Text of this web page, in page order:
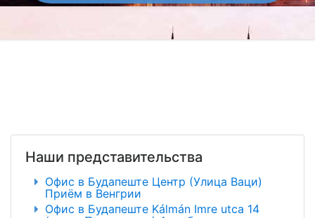
Наши представительства
Офис в Будапеште Центр (Улица Ваци)
Приём в Венгрии
Офис в Будапеште Kálmán Imre utca 14